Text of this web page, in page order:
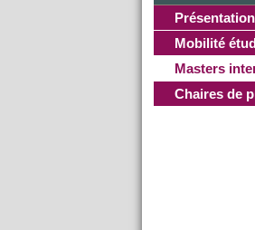
Mobilité
Masters
Chaires de